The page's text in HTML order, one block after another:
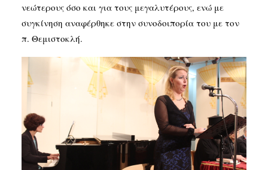
νεώτερους όσο και για τους μεγαλυτέρους, ενώ με
συγκίνηση αναφέρθηκε στην συνοδοιπορία του με τον
π. Θεμιστοκλή.